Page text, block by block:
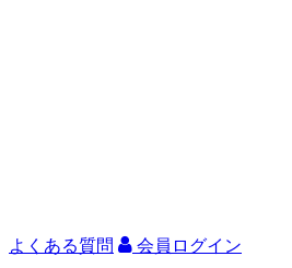
よくある質問 会員ログイン